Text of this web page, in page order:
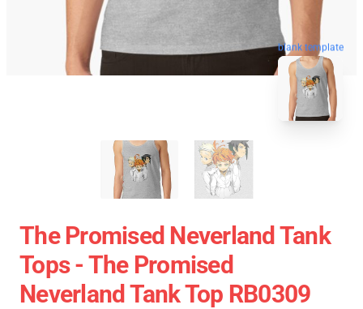
blank template
The Promised Neverland Tank
Tops - The Promised
Neverland Tank Top RB0309